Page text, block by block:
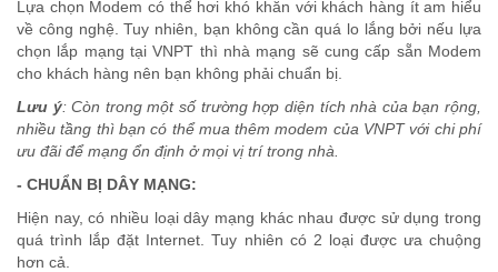
Lựa chọn Modem có thể hơi khó khăn với khách hàng ít am hiểu
về công nghệ. Tuy nhiên, bạn không cần quá lo lắng bởi nếu lựa
chọn lắp mạng tại VNPT thì nhà mạng sẽ cung cấp sẵn Modem
cho khách hàng nên bạn không phải chuẩn bị.
Lưu ý: Còn trong một số trường hợp diện tích nhà của bạn rộng,
nhiều tầng thì bạn có thể mua thêm modem của VNPT với chi phí
ưu đãi để mạng ổn định ở mọi vị trí trong nhà.
- CHUẨN BỊ DÂY MẠNG:
Hiện nay, có nhiều loại dây mạng khác nhau được sử dụng trong
quá trình lắp đặt Internet. Tuy nhiên có 2 loại được ưa chuộng
hơn cả.